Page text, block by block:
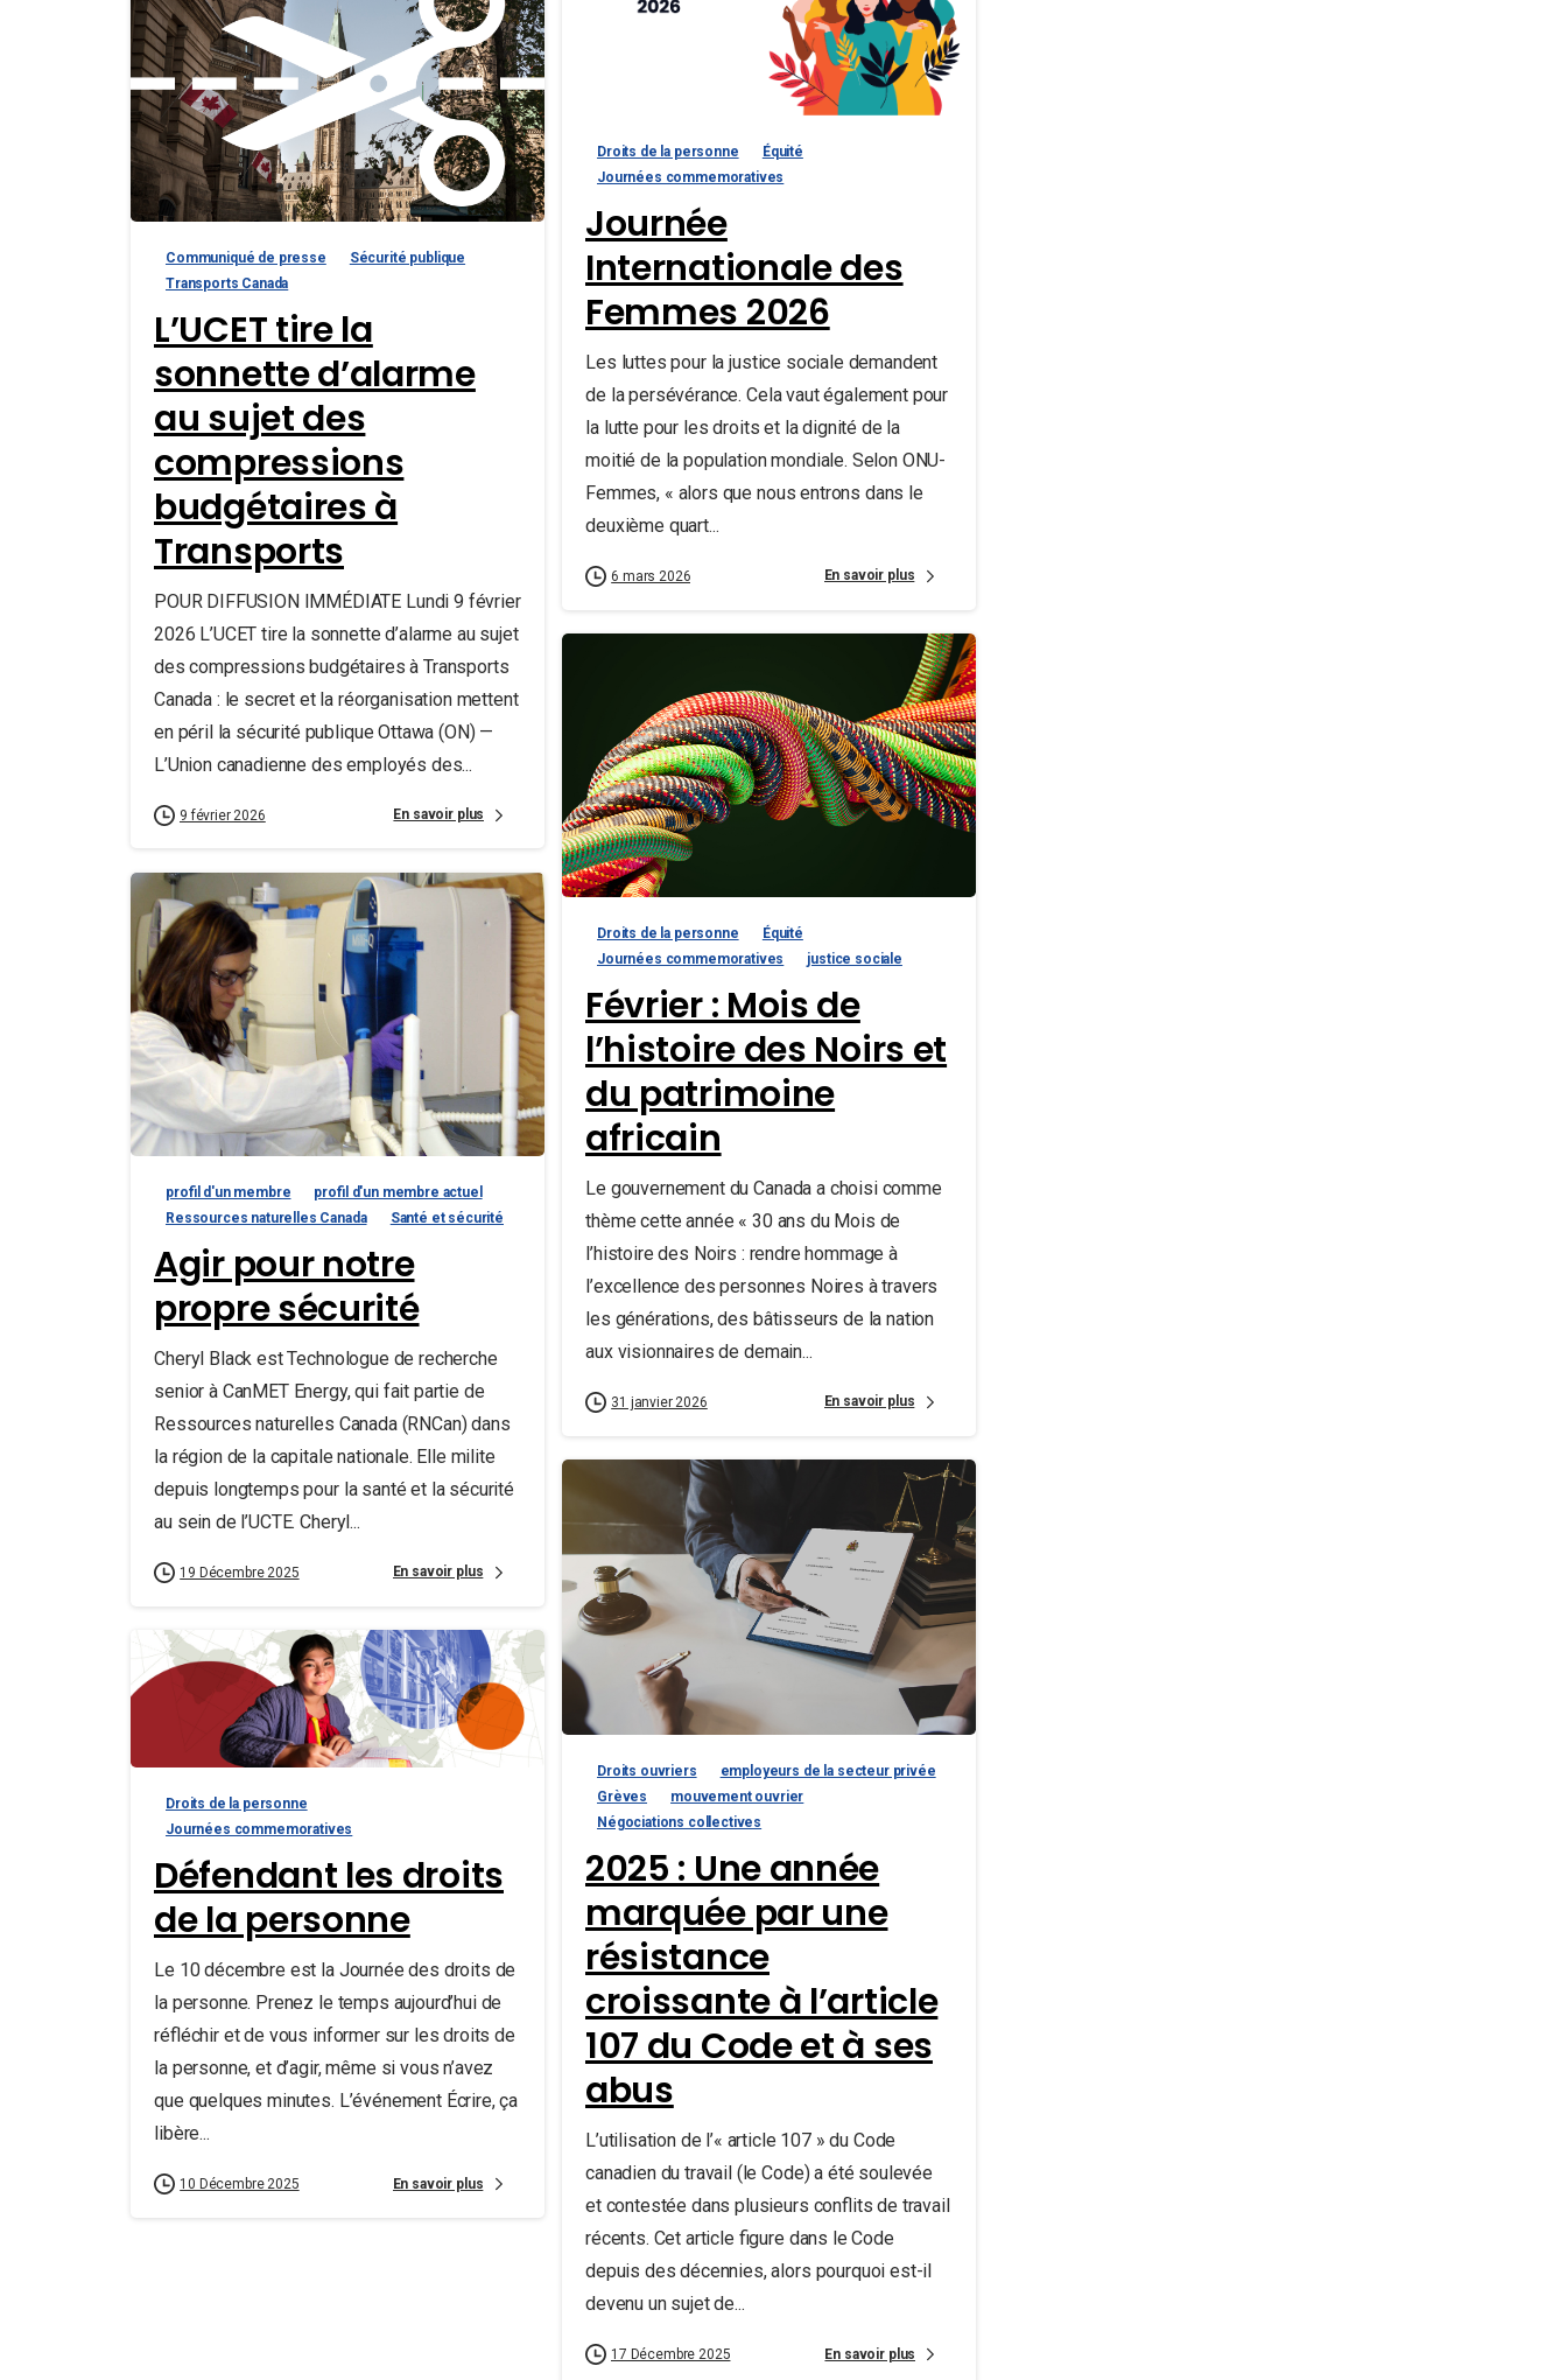
Droits de la personne
Équité
Journées commemoratives
Journée
Internationale des
Femmes 2026
Les luttes pour la justice sociale demandent
de la persévérance. Cela vaut également pour
la lutte pour les droits et la dignité de la
moitié de la population mondiale. Selon ONU-
Femmes, « alors que nous entrons dans le
deuxième quart...
6 mars 2026 En savoir plus
Communiqué de presse
Sécurité publique
Transports Canada
L’UCET tire la
sonnette d’alarme
au sujet des
compressions
budgétaires à
Transports
POUR DIFFUSION IMMÉDIATE Lundi 9 février
2026 L’UCET tire la sonnette d’alarme au sujet
des compressions budgétaires à Transports
Canada : le secret et la réorganisation mettent
en péril la sécurité publique Ottawa (ON) —
L’Union canadienne des employés des...
9 février 2026 En savoir plus
Droits de la personne
Équité
Journées commemoratives
justice sociale
Février : Mois de
l’histoire des Noirs et
du patrimoine
africain
Le gouvernement du Canada a choisi comme
thème cette année « 30 ans du Mois de
l’histoire des Noirs : rendre hommage à
l’excellence des personnes Noires à travers
les générations, des bâtisseurs de la nation
aux visionnaires de demain...
31 janvier 2026 En savoir plus
profil d'un membre
profil d'un membre actuel
Ressources naturelles Canada
Santé et sécurité
Agir pour notre
propre sécurité
Cheryl Black est Technologue de recherche
senior à CanMET Energy, qui fait partie de
Ressources naturelles Canada (RNCan) dans
la région de la capitale nationale. Elle milite
depuis longtemps pour la santé et la sécurité
au sein de l’UCTE. Cheryl...
19 Décembre 2025 En savoir plus
Droits ouvriers
employeurs de la secteur privée
Grèves
mouvement ouvrier
Négociations collectives
2025 : Une année
marquée par une
résistance
croissante à l’article
107 du Code et à ses
abus
L’utilisation de l’« article 107 » du Code
canadien du travail (le Code) a été soulevée
et contestée dans plusieurs conflits de travail
récents. Cet article figure dans le Code
depuis des décennies, alors pourquoi est-il
devenu un sujet de...
17 Décembre 2025 En savoir plus
Droits de la personne
Journées commemoratives
Défendant les droits
de la personne
Le 10 décembre est la Journée des droits de
la personne. Prenez le temps aujourd’hui de
réfléchir et de vous informer sur les droits de
la personne, et d’agir, même si vous n’avez
que quelques minutes. L’événement Écrire, ça
libère...
10 Décembre 2025 En savoir plus